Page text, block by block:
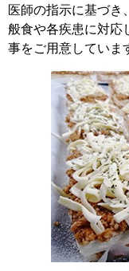
医師の指示に基づき
般食や各疾患に対応
事をご用意していま